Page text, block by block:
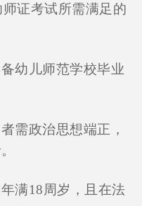
证考试所需满足的
幼儿师范学校毕业
需政治思想端正，
满18周岁，且在法